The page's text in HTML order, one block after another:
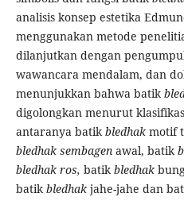
analisis konsep estetika
menggunakan metode
dilanjutkan dengan
wawancara mendalam, dan
menunjukkan bahwa batik
digolongkan menurut
antaranya batikbledhakmotif
bledhak sembagen awal, batik
bledhak ros, batikbledhak
batikbledhakjahe-jahe dan